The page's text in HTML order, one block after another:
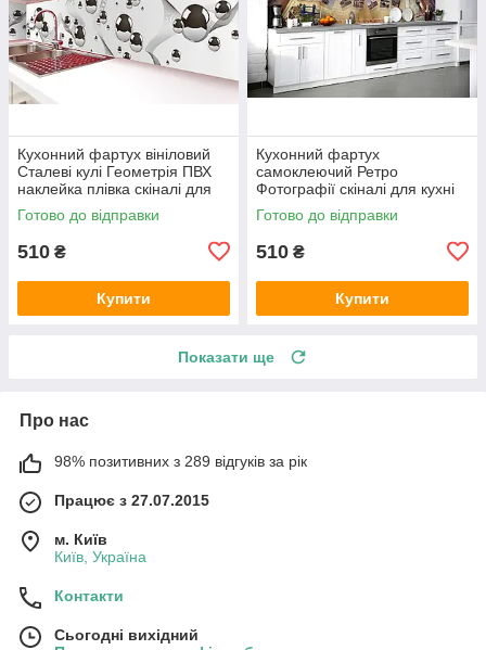
Кухонний фартух вініловий
Сталеві кулі Геометрія ПВХ
наклейка плівка скіналі для
кухні сірий 600х2000 мм
Готово до відправки
510 ₴
Купити
Кухонний фартух
самоклеючий Ретро
Фотографії скіналі для кухні
наклейка ПВХ Вінтаж
бежевий 600х2000 мм
Готово до відправки
510 ₴
Купити
Показати ще
Про нас
98% позитивних з 289 відгуків за рік
Працює з 27.07.2015
м. Київ
Київ, Україна
Контакти
Сьогодні вихідний